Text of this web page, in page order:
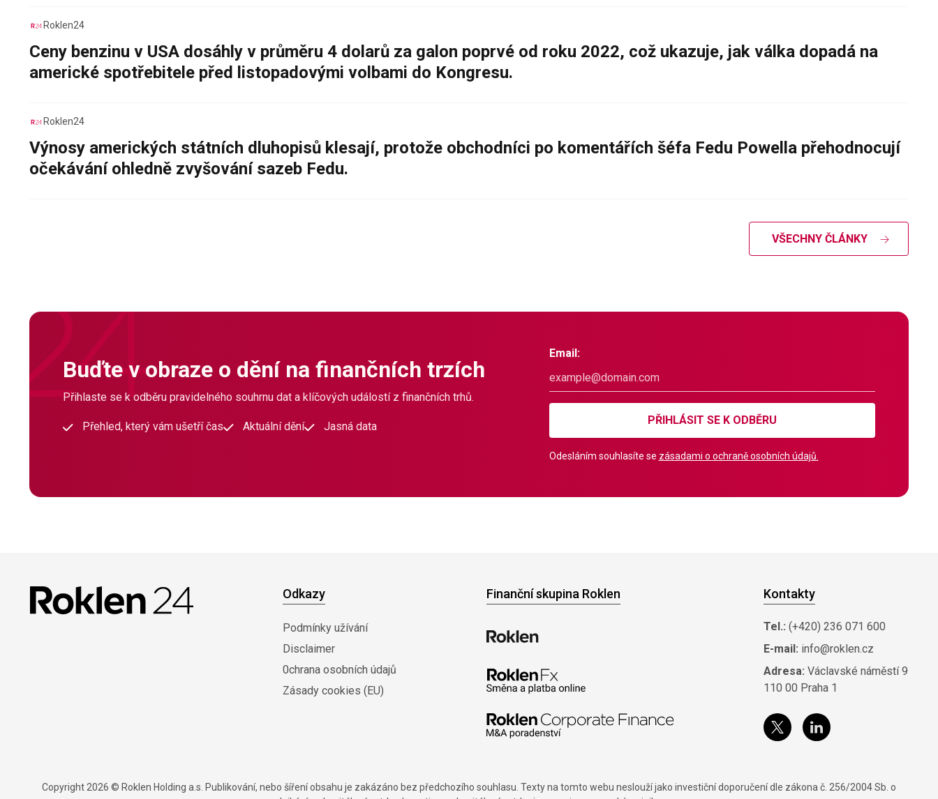
Roklen24
Ceny benzinu v USA dosáhly v průměru 4 dolarů za galon poprvé od roku 2022, což ukazuje, jak válka dopadá na
americké spotřebitele před listopadovými volbami do Kongresu.
Roklen24
Výnosy amerických státních dluhopisů klesají, protože obchodníci po komentářích šéfa Fedu Powella přehodnocují
očekávání ohledně zvyšování sazeb Fedu.
VŠECHNY ČLÁNKY
Buďte v obraze o dění na finančních trzích
Přihlaste se k odběru pravidelného souhrnu dat a klíčových událostí z finančních trhů.
Přehled, který vám ušetří čas Aktuální dění Jasná data
Email:
PŘIHLÁSIT SE K ODBĚRU
Odesláním souhlasíte se zásadami o ochraně osobních údajů.
Odkazy
Podmínky užívání
Disclaimer
0chrana osobních údajů
Zásady cookies (EU)
Finanční skupina Roklen Kontakty
Tel.: (+420) 236 071 600
E-mail: info@roklen.cz
Adresa: Václavské náměstí 9
110 00 Praha 1
Copyright 2026 © Roklen Holding a.s. Publikování, nebo šíření obsahu je zakázáno bez předchozího souhlasu. Texty na tomto webu neslouží jako investiční doporučení dle zákona č. 256/2004 Sb. o